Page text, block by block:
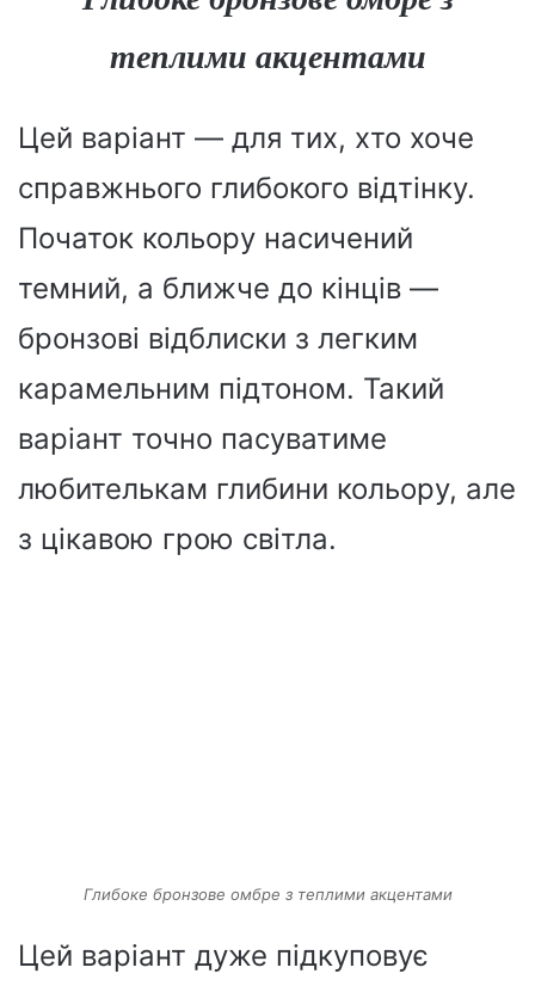
теплими акцентами
Цей варіант — для тих, хто хоче
справжнього глибокого відтінку.
Початок кольору насичений
темний, а ближче до кінців —
бронзові відблиски з легким
карамельним підтоном. Такий
варіант точно пасуватиме
любителькам глибини кольору, але
з цікавою грою світла.
Глибоке бронзове омбре з теплими акцентами
Цей варіант дуже підкуповує